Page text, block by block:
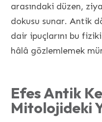
arasındaki düzen,
dokusu sunar. Antik
dair ipuçlarını bu
hâlâ gözlemlemek
Efes Antik
Mitolojideki